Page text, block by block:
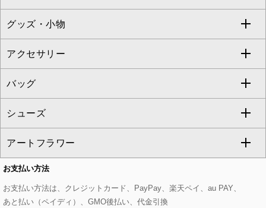
eur3
アンサンブルセット
ベスト・ジレ
パーカー
タンクトップ・キャミソール
スウェット・ジャージー
その他のトップス
ジャンパースカート
その他のワンピース・ドレス
ガウチョ・ワイドパンツ
ハーフ・ショート丈パンツ
サロペット・オールインワン
その他のパンツ
ひざ丈スカート
ミモレ丈スカート
ショート・ミニ丈スカート
その他のスカート
テーラードジャケット
ノーカラージャケット
セットアップ
セットアップジャケット
セットアップパンツ
セットアップスカート
セットアップワンピース
すべてのコート・ブルゾン
トレンチコート
ピーコート
ダッフルコート
チェスターコート
モッズコート
ステンカラーコート
グッズ・小物
すべてのグッズ・小物
マスク
ストール・マフラー・スヌード
ベルト・サスペンダー
帽子
ヘアアクセサリー
アクセサリー
すべてのアクセサリー
ネックレス
ピアス・イヤリング
ブレスレット・バングル
ブローチ・コサージュ
バッグ
すべてのバッグ
トートバッグ
ショルダーバッグ
ボストンバッグ
シューズ
すべてのシューズ
パンプス
スニーカー
アートフラワー
すべてのアートフラワー
ローズ
お支払い方法
お支払い方法は、クレジットカード、PayPay、楽天ペイ、au PAY、
あと払い（ペイディ）、GMO後払い、代金引換